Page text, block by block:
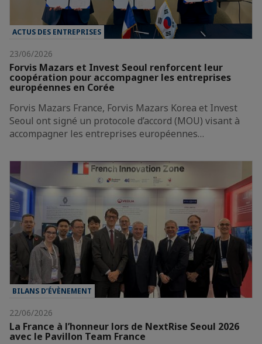
ACTUS DES ENTREPRISES
23/06/2026
Forvis Mazars et Invest Seoul renforcent leur
coopération pour accompagner les entreprises
européennes en Corée
Forvis Mazars France, Forvis Mazars Korea et Invest
Seoul ont signé un protocole d’accord (MOU) visant à
accompagner les entreprises européennes…
BILANS D’ÉVÈNEMENT
22/06/2026
La France à l’honneur lors de NextRise Seoul 2026
avec le Pavillon Team France